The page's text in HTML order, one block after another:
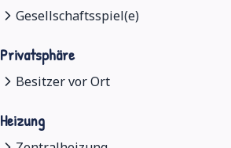
Gesellschaftsspiel(e)
Privatsphäre
Besitzer vor Ort
Heizung